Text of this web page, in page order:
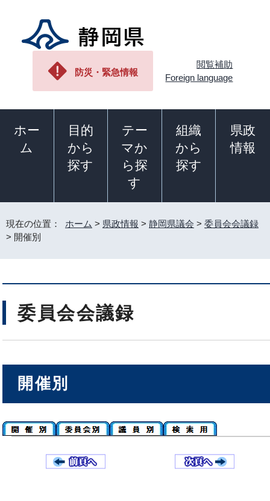
防災・緊急情報
閲覧補助
Foreign language
ホー
ム
目的
から
探す
テー
マか
ら探
す
組織
から
探す
県政
情報
現在の位置： ホーム > 県政情報 > 静岡県議会 > 委員会会議録
> 開催別
委員会会議録
開催別